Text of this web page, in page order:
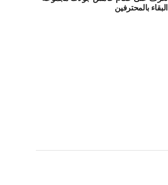
البقاء بالمحترفين